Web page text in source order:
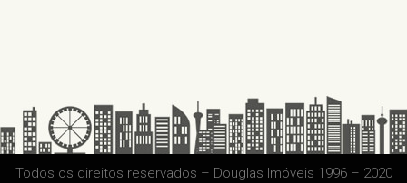
Todos os direitos reservados – Douglas Imóveis 1996 – 2020